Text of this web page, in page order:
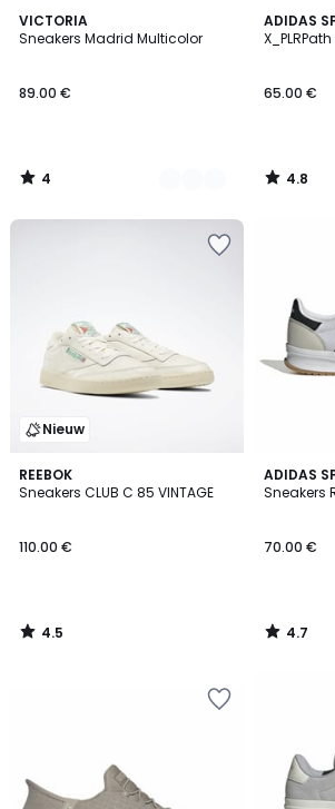
VICTORIA
Sneakers Madrid Multicolor
89.00 €
4
/
2
Kleuren
4
/
ADIDAS
65.00 €
4.8
/ 5
4.8
/
Nieuw
REEBOK
Sneakers CLUB C 85 VINTAGE
110.00 €
4.5
/ 5
4.5
/
ADIDAS
Sneakers
70.00 €
4.7
/ 5
5
Kleuren
4.7
/